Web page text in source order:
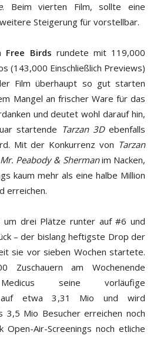
. Beim vierten Film, sollte eine
Steigerung für vorstellbar.
Free Birds rundete mit 119,000
(143,000 Einschließlich Previews)
Film überhaupt so gut starten
Mangel an frischer Ware für das
und deutet wohl darauf hin,
startende Tarzan 3Debenfalls
Mit der Konkurrenz von Tarzan
Peabody & Shermanim Nacken,
kaum mehr als eine halbe Million
erreichen.
um drei Plätze runter auf #6 und
– der bislang heftigste Drop der
sie vor sieben Wochen startete.
Zuschauern am Wochenende
seine vorläufige
auf etwa 3,31 Mio und wird
3,5 Mio Besucher erreichen noch
Open-Air-Screenings noch etliche